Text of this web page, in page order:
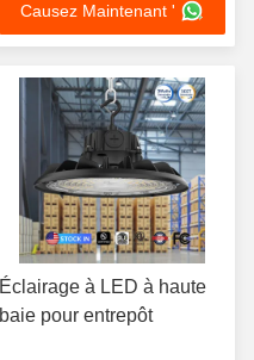
Causez Maintenant '
Éclairage à LED à haute
baie pour entrepôt